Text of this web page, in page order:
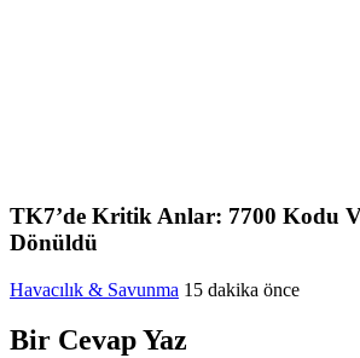
TK7’de Kritik Anlar: 7700 Kodu
Dönüldü
Havacılık & Savunma 15 dakika önce
Bir Cevap Yaz